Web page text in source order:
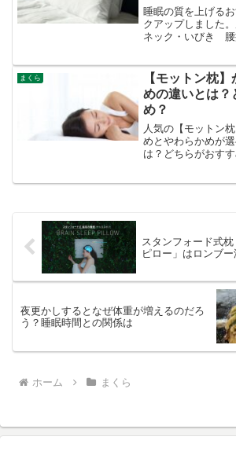
睡眠の質を上げる
クアップしました
ネック・いびき 腰
ね。
まくら
【モットン枕
めの違いとは？
め？
人気の【モットン
めとやわらかめが
は？どちらがおす
スタンフォード式
ピロー」はロンブ
夜更かしするとなぜ体重が増えるのだろ
う？睡眠時間との関係は
ホーム まくら